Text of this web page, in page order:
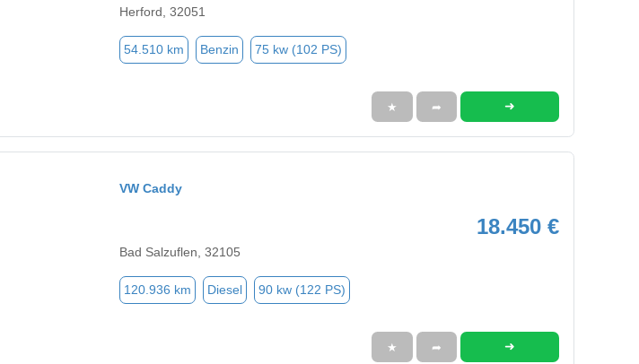
Herford, 32051
54.510 km Benzin 75 kw (102 PS)
★ ➦ ➜
VW Caddy
18.450 €
Bad Salzuflen, 32105
120.936 km Diesel 90 kw (122 PS)
★ ➦ ➜